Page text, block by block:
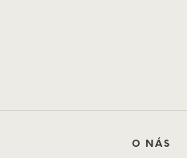
O NÁS